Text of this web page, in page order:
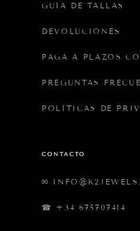
GUÍA DE TALLAS
DEVOLUCIONES
PAGA A PLAZOS
PREGUNTAS
POLÍTICAS DE
CONTACTO
✉
☎ +34 675707414